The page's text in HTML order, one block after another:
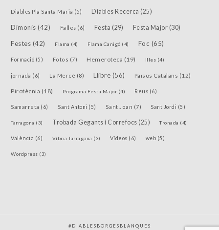
Diables Pla Santa Maria (5) Diables Recerca (25)
Dimonis (42) Falles (6) Festa (29) Festa Major (30)
Festes (42) Flama (4) Flama Canigó (4) Foc (65)
Formació (5) Fotos (7) Hemeroteca (19) Illes (4)
jornada (6) La Mercè (8) Llibre (56) Països Catalans (12)
Pirotècnia (18) Programa Festa Major (4) Reus (6)
Samarreta (6) Sant Antoni (5) Sant Joan (7) Sant Jordi (5)
Tarragona (3) Trobada Gegants i Correfocs (25) Tronada (4)
València (6) Víbria Tarragona (3) Vídeos (6) web (5)
Wordpress (3)
#DIABLESBORGESBLANQUES